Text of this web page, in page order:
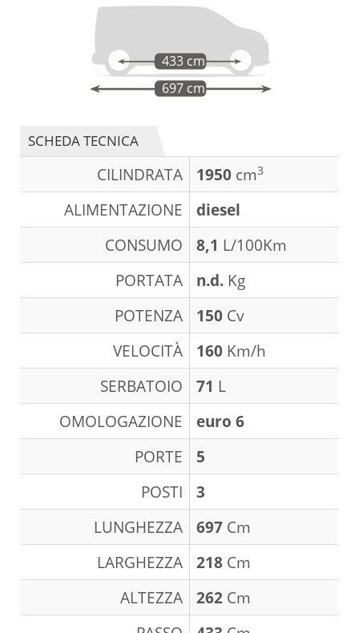
697 cm
433 cm
SCHEDA TECNICA
CILINDRATA 1950 cm3
ALIMENTAZIONE
diesel
CONSUMO
8,1 L/100Km
PORTATA
n.d. Kg
POTENZA
150 Cv
VELOCITÀ
160 Km/h
SERBATOIO
71 L
OMOLOGAZIONE
euro 6
PORTE
5
POSTI
3
LUNGHEZZA
697 Cm
LARGHEZZA
218 Cm
ALTEZZA
262 Cm